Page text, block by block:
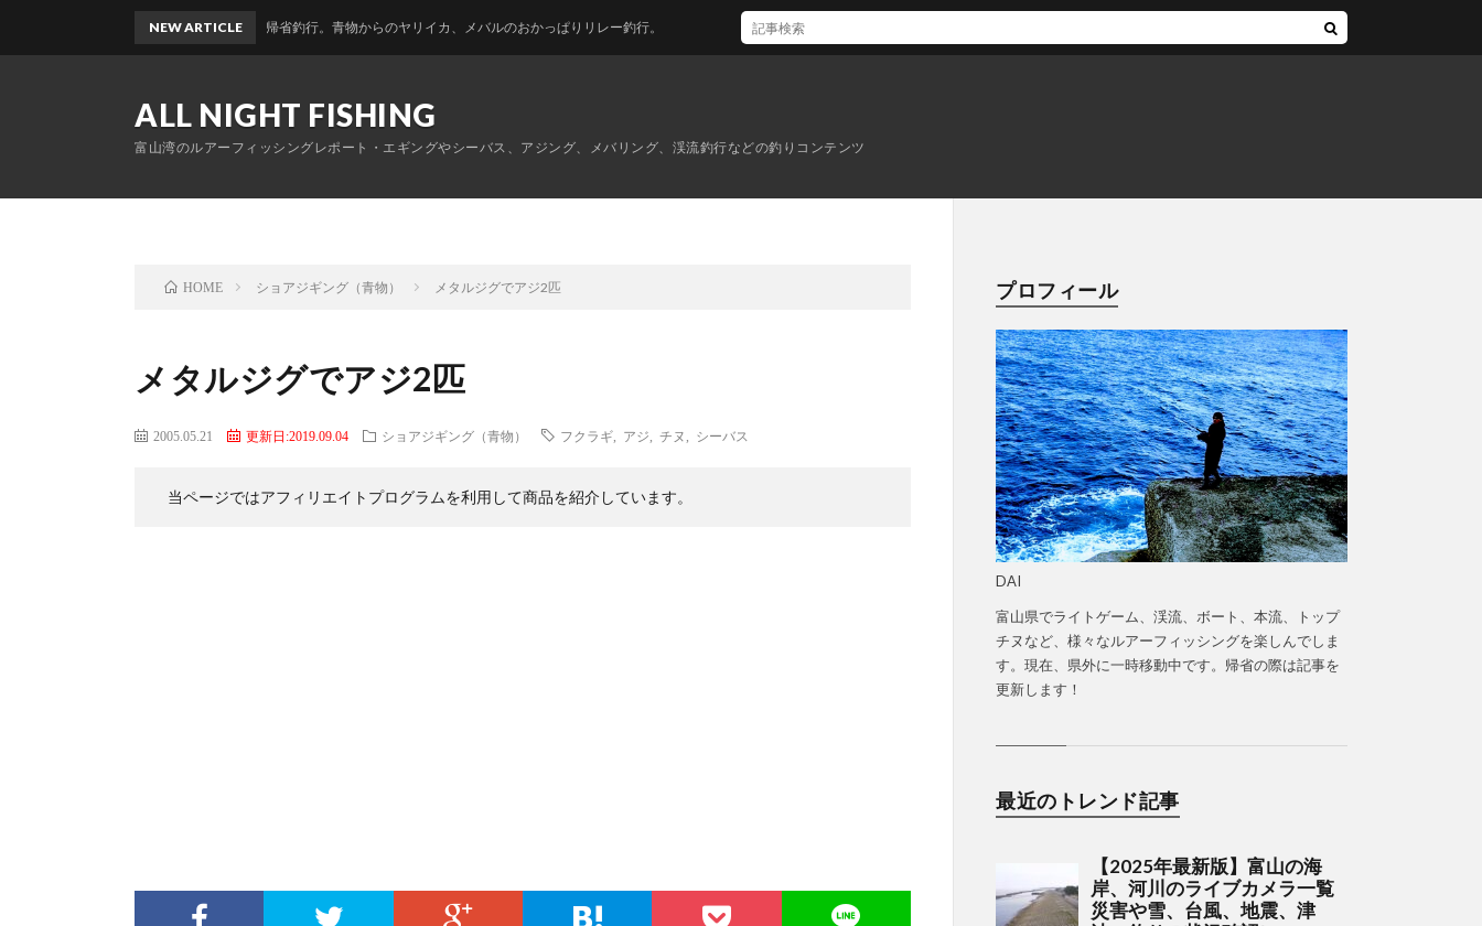
ALL NIGHT FISHING
富山湾のルアーフィッシングレポート・エギングやシーバス、アジング、メバリング、渓流釣行などの釣りコンテンツ
NEW ARTICLE
富山帰省釣行。青物からのヤリイカ、メバルのおかっぱりリレー釣行。
HOME ショアジギング（青物） メタルジグでアジ2匹
メタルジグでアジ2匹
2005.05.21 更新日:2019.09.04 ショアジギング（青物） フクラギ アジ チヌ シーバス
当ページではアフィリエイトプログラムを利用して商品を紹介しています。
プロフィール
DAI
富山県でライトゲーム、渓流、ボート、本流、トップ
チヌなど、様々なルアーフィッシングを楽しんでしま
す。現在、県外に一時移動中です。帰省の際は記事を
更新します！
最近のトレンド記事